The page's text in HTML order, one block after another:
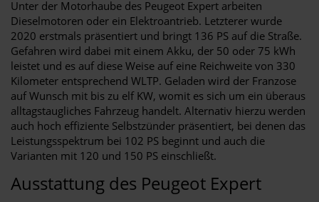
Unter der Motorhaube des Peugeot Expert arbeiten
Dieselmotoren oder ein Elektroantrieb. Letzterer wurde
2020 erstmals präsentiert und bringt 136 PS auf die Straße.
Gefahren wird dabei mit einem Akku, der 50 oder 75 kWh
leistet und es auf diese Weise auf eine Reichweite von 330
Kilometer entsprechend WLTP. Geladen wird der Franzose
auf Wunsch mit bis zu elf KW, womit es sich um ein überaus
alltagstaugliches Fahrzeug handelt. Alternativ hierzu werden
auch hoch effiziente Selbstzünder präsentiert, bei denen das
Leistungsspektrum bei 102 PS beginnt und auch die
Varianten mit 120 und 150 PS einschließt.
Ausstattung des Peugeot Expert